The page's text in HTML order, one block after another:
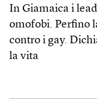
In Giamaica i
omofobi. Perfino
contro i gay.
la vita